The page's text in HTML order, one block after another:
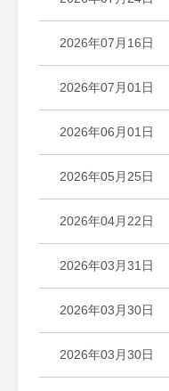
2026年07月16日
2026年07月01日
2026年06月01日
2026年05月25日
2026年04月22日
2026年03月31日
2026年03月30日
2026年03月30日